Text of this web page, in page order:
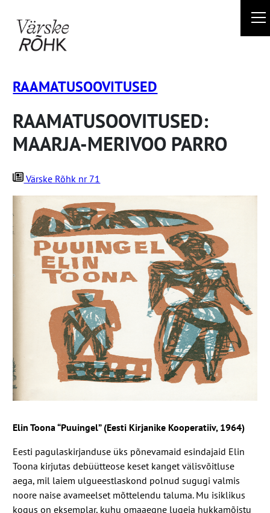
sisu
juurde
RAAMATUSOOVITUSED
RAAMATUSOOVITUSED:
MAARJA-MERIVOO PARRO
Värske Rõhk nr 71
Elin Toona “Puuingel” (Eesti Kirjanike Kooperatiiv, 1964)
Eesti pagulaskirjanduse üks põnevamaid esindajaid Elin
Toona kirjutas debüütteose keset kanget välisvõitluse
aega, mil laiem ulgueestlaskond polnud sugugi valmis
noore naise avameelset mõttelendu taluma. Mu isiklikus
kogus on eksemplar, kuhu omaaegne lugeja hukkamõistu